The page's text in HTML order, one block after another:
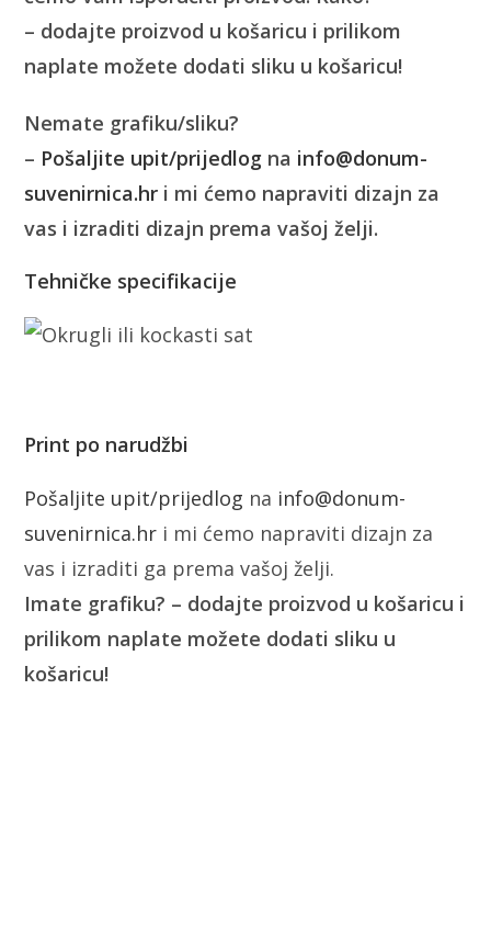
– dodajte proizvod u košaricu i prilikom
naplate možete dodati sliku u košaricu!
Nemate grafiku/sliku?
– Pošaljite upit/prijedlog na info@donum-
suvenirnica.hr i mi ćemo napraviti dizajn za
vas i izraditi dizajn prema vašoj želji.
Tehničke specifikacije
Print po narudžbi
Pošaljite upit/prijedlog na info@donum-
suvenirnica.hr i mi ćemo napraviti dizajn za
vas i izraditi ga prema vašoj želji.
Imate grafiku? – dodajte proizvod u košaricu i
prilikom naplate možete dodati sliku u
košaricu!